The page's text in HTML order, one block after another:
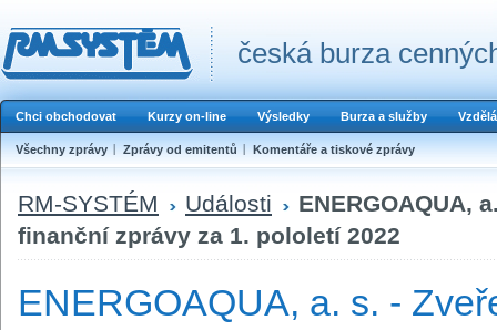
česká burza
Chci obchodovat Kurzy on-line Výsledky Burza a služby
Všechny zprávy Zprávy od emitentů Komentáře a tiskové zprávy
RM-SYSTÉM Události
ENERGOAQUA,
finanční zprávy za 1. pololetí 2022
ENERGOAQUA, a. s. -